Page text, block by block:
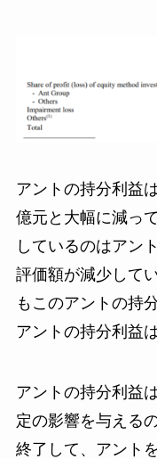
アントの持分利益
億元と大幅に減っ
しているのはアン
評価額が減少して
もこのアントの持
アントの持分利益
アントの持分利益
定の影響を与える
終了して、アント